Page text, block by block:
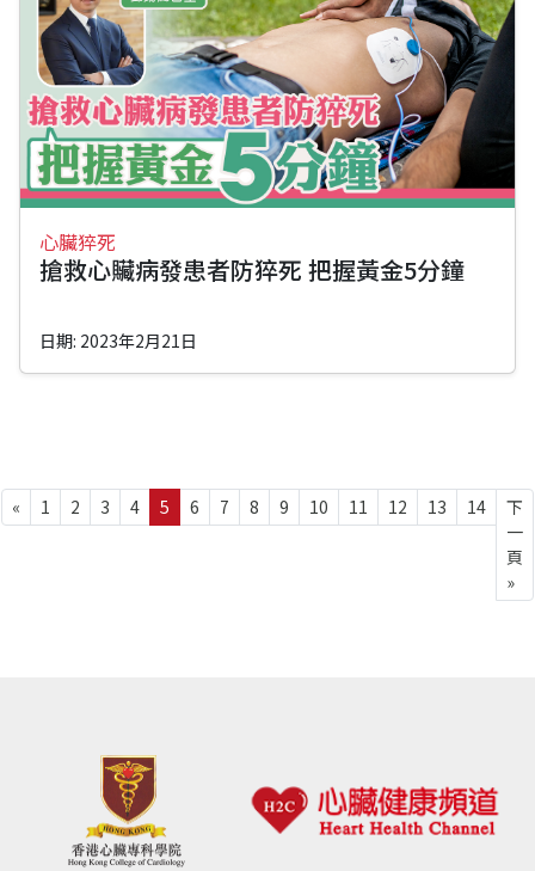
心臟猝死
搶救心贜病發患者防猝死 把握黃金5分鐘
日期: 2023年2月21日
« 1 2 3 4 5 6 7 8 9 10 11 12 13 14
下
一
頁
»